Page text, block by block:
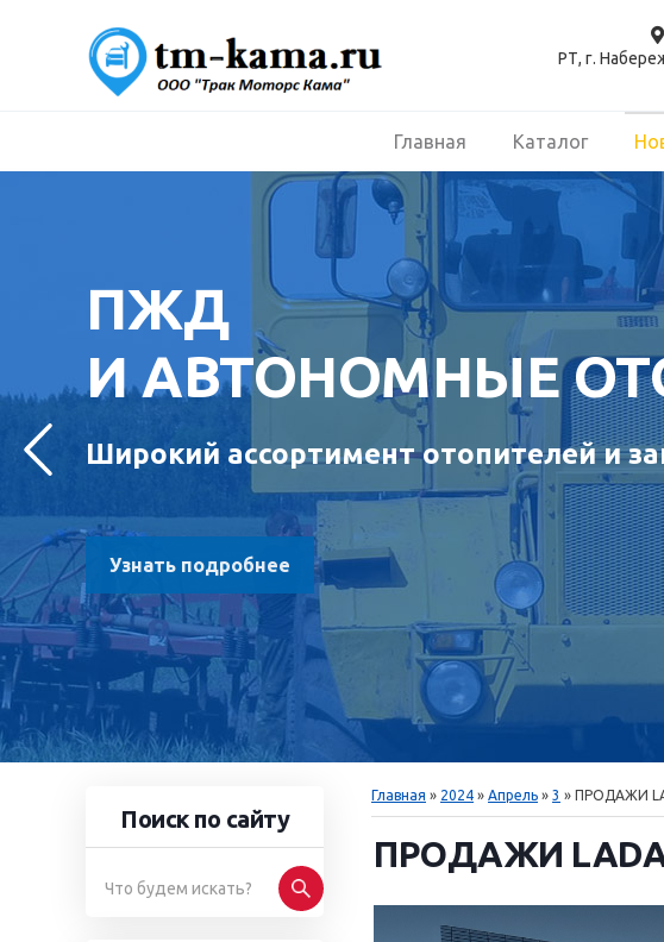
РТ, г.
Главная Каталог
ПЖД
И АВТОНОМНЫЕ
Широкий ассортимент отопителей и
Узнать подробнее
Поиск по сайту
Главная » 2024 » Апрель » 3 » ПРОДАЖИ
ПРОДАЖИ